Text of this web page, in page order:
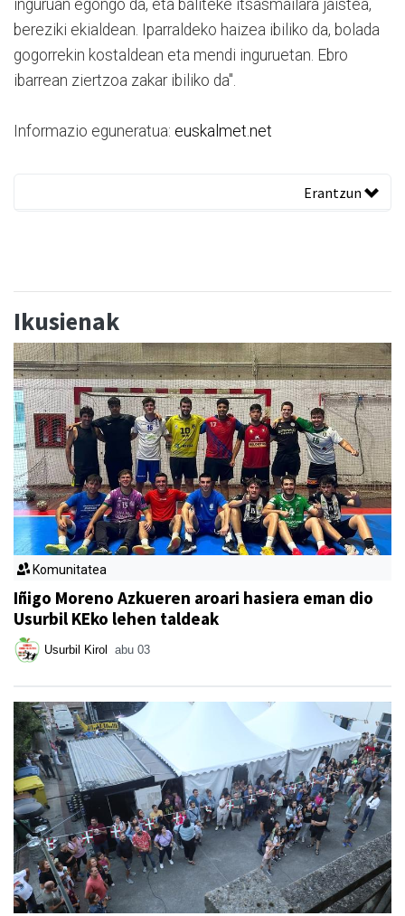
inguruan egongo da, eta baliteke itsasmailara jaistea,
bereziki ekialdean. Iparraldeko haizea ibiliko da, bolada
gogorrekin kostaldean eta mendi inguruetan. Ebro
ibarrean ziertzoa zakar ibiliko da".
Informazio eguneratua: euskalmet.net
Erantzun
Ikusienak
Komunitatea
Iñigo Moreno Azkueren aroari hasiera eman dio
Usurbil KEko lehen taldeak
Usurbil Kirol abu 03